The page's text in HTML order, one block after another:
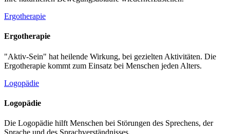
Ergotherapie
Ergotherapie
"Aktiv-Sein" hat heilende Wirkung, bei gezielten Aktivitäten. Die
Ergotherapie kommt zum Einsatz bei Menschen jeden Alters.
Logopädie
Logopädie
Die Logopädie hilft Menschen bei Störungen des Sprechens, der